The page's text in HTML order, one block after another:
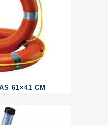
61×41 CM